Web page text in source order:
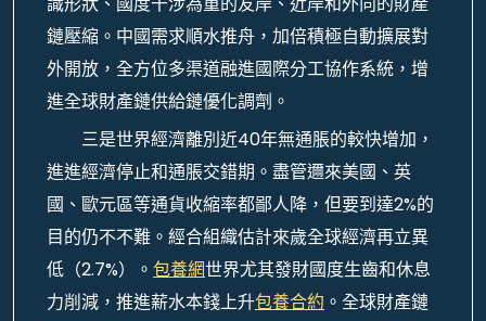
鏈壓縮。中國需求順水推舟，加倍積極自動擴展對
外開放，全方位多渠道融進國際分工協作系統，增
進全球財產鏈供給鏈優化調劑。
三是世界經濟離別近40年無通脹的較快增加，
進進經濟停止和通脹交錯期。盡管邇來美國、英
國、歐元區等通貨收縮率都鄙人降，但要到達2%的
目的仍不不難。經合組織估計來歲全球經濟再立異
低（2.7%）。 包養網世界尤其發財國度生齒和休息
力削減，推進薪水本錢上升包養合約 。全球財產鏈